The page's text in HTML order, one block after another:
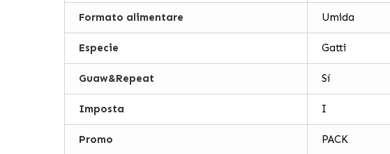
Formato alimentare Umida
Especie Gatti
Guaw&Repeat Sí
Imposta I
Promo PACK